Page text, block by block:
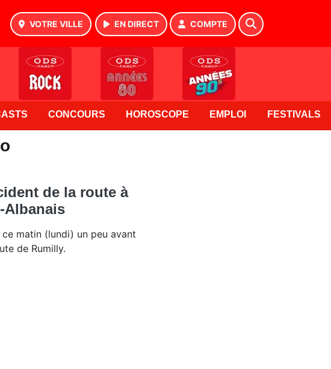
VOTRE VILLE EN DIRECT COMPTE
CONCOURS HOROSCOPE EMPLOI FESTIVALS
de la route à
Albanais
ce matin (lundi) un peu avant
de Rumilly.